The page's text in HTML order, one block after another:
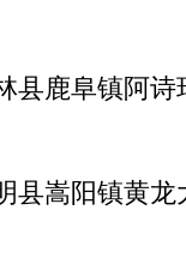
鹿阜镇阿诗
嵩阳镇黄龙